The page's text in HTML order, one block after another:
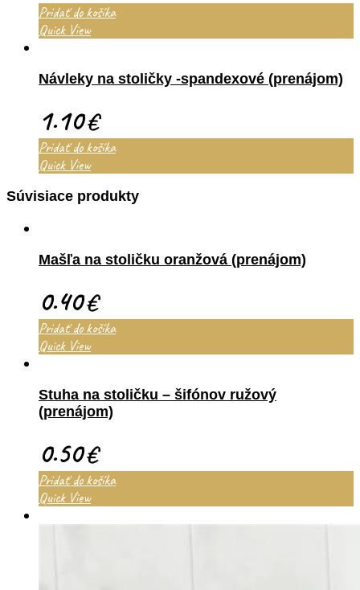
Pridať do košíka
Quick View
Návleky na stoličky -spandexové (prenájom)
1.10€
Pridať do košíka
Quick View
Súvisiace produkty
Mašľa na stoličku oranžová (prenájom)
0.40€
Pridať do košíka
Quick View
Stuha na stoličku – šifónov ružový
(prenájom)
0.50€
Pridať do košíka
Quick View